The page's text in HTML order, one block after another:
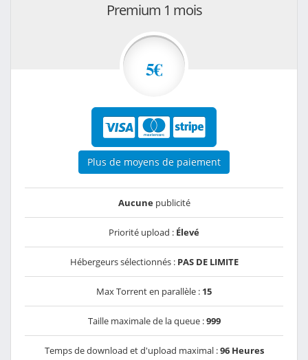
Premium 1 mois
5€
Plus de moyens de paiement
Aucunepublicité
Priorité upload : Élevé
Hébergeurs sélectionnés : PAS DE LIMITE
Max Torrent en parallèle : 15
Taille maximale de la queue :999
Temps de download et d'upload maximal :96 Heures